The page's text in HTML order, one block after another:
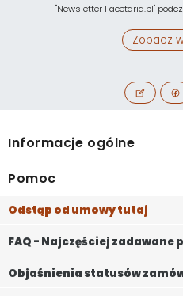
"Newsletter Facetaria.pl"
Zobacz
Informacje ogólne
Pomoc
Odstąp od umowy tutaj
FAQ - Najczęściej
Objaśnienia statusów